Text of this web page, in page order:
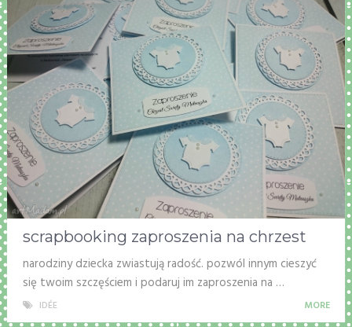
scrapbooking zaproszenia na chrzest
narodziny dziecka zwiastują radość. pozwól innym cieszyć
się twoim szczęściem i podaruj im zaproszenia na …
IDÉE MORE